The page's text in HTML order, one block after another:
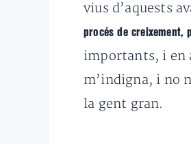
vius d’aquests
procés de creixement,
importants, i en
m’indigna, i no
la gent gran.